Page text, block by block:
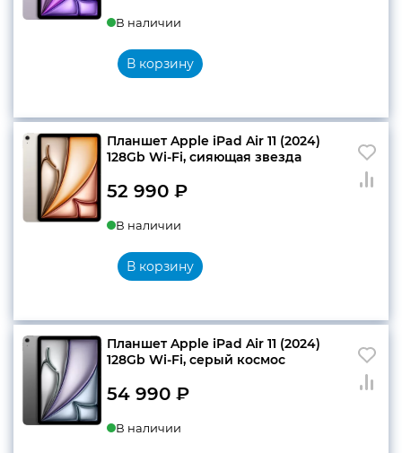
В наличии
В корзину
Планшет Apple iPad Air 11 (2024)
128Gb Wi-Fi, сияющая звезда
52 990 ₽
В наличии
В корзину
Планшет Apple iPad Air 11 (2024)
128Gb Wi-Fi, серый космос
54 990 ₽
В наличии